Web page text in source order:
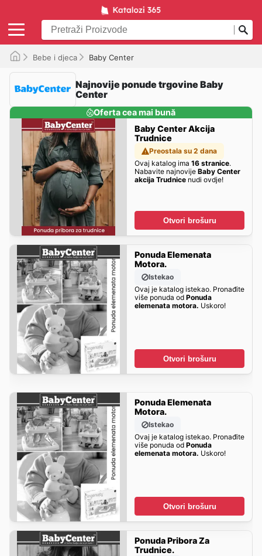
Bebe i djeca Baby Center
Najnovije ponude trgovine Baby
Center
Oferta cea mai bună
Baby Center Akcija
Trudnice
Preostala su 2 dana
Ovaj katalog ima 16 stranice.
Nabavite najnovije Baby Center
akcija Trudnicenudi ovdje!
Otvori brošuru
Ponuda Elemenata
Motora.
Istekao
Ovaj je katalog istekao. Pronađite
više ponuda od Ponuda
elemenata motora. Uskoro!
Otvori brošuru
Ponuda Elemenata
Motora.
Istekao
Ovaj je katalog istekao. Pronađite
više ponuda od Ponuda
elemenata motora. Uskoro!
Otvori brošuru
Ponuda Pribora Za
Trudnice.